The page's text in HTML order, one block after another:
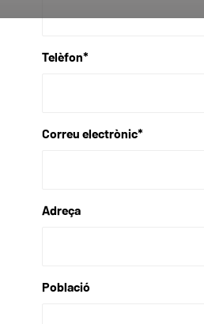
Telèfon*
Correu electrònic*
Adreça
Població